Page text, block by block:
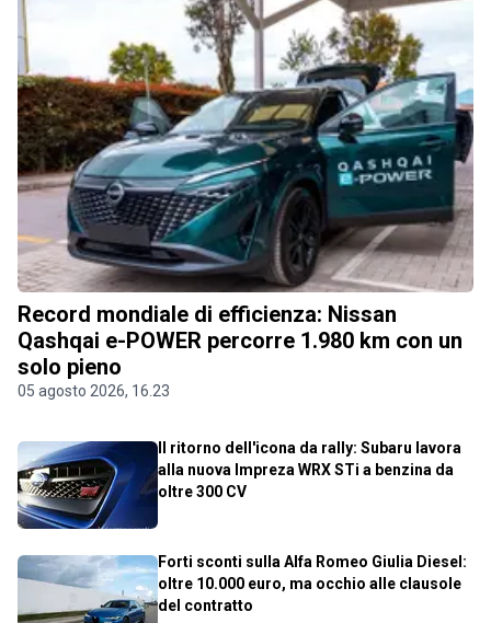
Record mondiale di efficienza: Nissan
Qashqai e-POWER percorre 1.980 km con un
solo pieno
05 agosto 2026, 16.23
Il ritorno dell'icona da rally: Subaru lavora
alla nuova Impreza WRX STi a benzina da
oltre 300 CV
Forti sconti sulla Alfa Romeo Giulia Diesel:
oltre 10.000 euro, ma occhio alle clausole
del contratto